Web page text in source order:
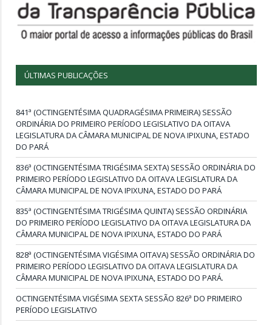
ÚLTIMAS PUBLICAÇÕES
841ª (OCTINGENTÉSIMA QUADRAGÉSIMA PRIMEIRA) SESSÃO
ORDINÁRIA DO PRIMEIRO PERÍODO LEGISLATIVO DA OITAVA
LEGISLATURA DA CÂMARA MUNICIPAL DE NOVA IPIXUNA, ESTADO
DO PARÁ
836ª (OCTINGENTÉSIMA TRIGÉSIMA SEXTA) SESSÃO ORDINÁRIA DO
PRIMEIRO PERÍODO LEGISLATIVO DA OITAVA LEGISLATURA DA
CÂMARA MUNICIPAL DE NOVA IPIXUNA, ESTADO DO PARÁ
835ª (OCTINGENTÉSIMA TRIGÉSIMA QUINTA) SESSÃO ORDINÁRIA
DO PRIMEIRO PERÍODO LEGISLATIVO DA OITAVA LEGISLATURA DA
CÂMARA MUNICIPAL DE NOVA IPIXUNA, ESTADO DO PARÁ
828ª (OCTINGENTÉSIMA VIGÉSIMA OITAVA) SESSÃO ORDINÁRIA DO
PRIMEIRO PERÍODO LEGISLATIVO DA OITAVA LEGISLATURA DA
CÂMARA MUNICIPAL DE NOVA IPIXUNA, ESTADO DO PARÁ.
OCTINGENTÉSIMA VIGÉSIMA SEXTA SESSÃO 826ª DO PRIMEIRO
PERÍODO LEGISLATIVO